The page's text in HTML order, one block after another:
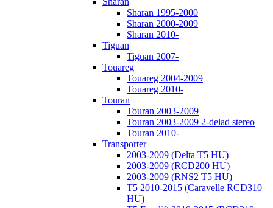
Sharan 1995-2000
Sharan 2000-2009
Sharan 2010-
Tiguan
Tiguan 2007-
Touareg
Touareg 2004-2009
Touareg 2010-
Touran
Touran 2003-2009
Touran 2003-2009 2-delad stereo
Touran 2010-
Transporter
2003-2009 (Delta T5 HU)
2003-2009 (RCD200 HU)
2003-2009 (RNS2 T5 HU)
T5 2010-2015 (Caravelle RCD310
HU)